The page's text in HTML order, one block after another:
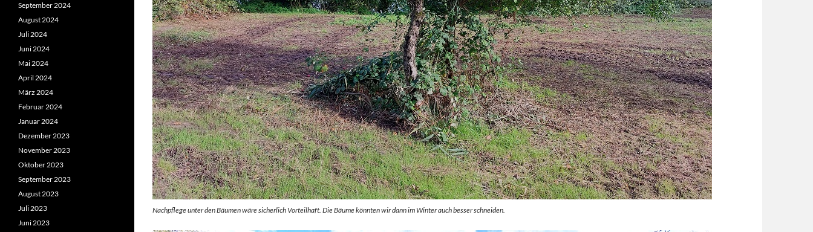
Nachpflege unter den Bäumen wäre sicherlich Vorteilhaft. Die Bäume könnten wir dann im Winter auch besser schneiden.
September 2024
August 2024
Juli 2024
Juni 2024
Mai 2024
April 2024
März 2024
Februar 2024
Januar 2024
Dezember 2023
November 2023
Oktober 2023
September 2023
August 2023
Juli 2023
Juni 2023